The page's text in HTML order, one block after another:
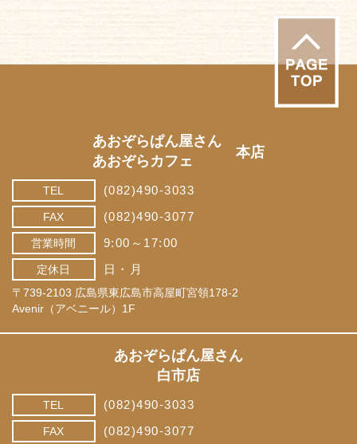
あおぞらぱん屋さん
本店
あおぞらカフェ
TEL (082)490-3033
FAX (082)490-3077
営業時間 9:00～17:00
定休日 日・月
〒739-2103 広島県東広島市高屋町宮領178-2
Avenir（アベニール）1F
あおぞらぱん屋さん
白市店
TEL (082)490-3033
FAX (082)490-3077